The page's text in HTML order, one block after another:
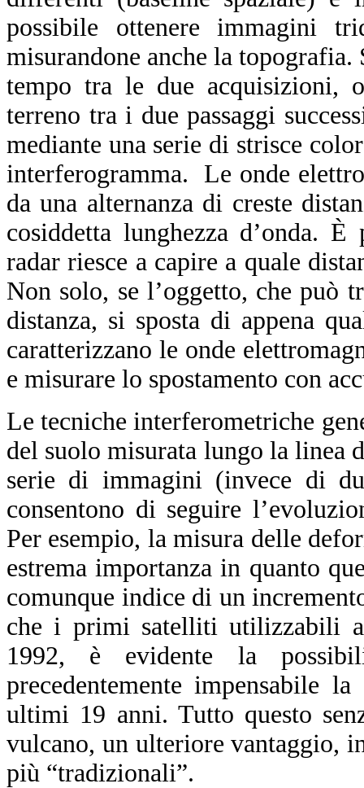
possibile ottenere immagini
misurandone anche la
tempo tra le due acquisizioni,
terreno tra i due passaggi
mediante una serie di strisce
interferogramma. Le onde
da una alternanza di creste
cosiddetta lunghezza d’onda.
radar riesce a capire a quale
Non solo, se l’oggetto, che può
distanza, si sposta di appena
caratterizzano le onde
e misurare lo spostamento con
Le tecniche interferometriche
del suolo misurata lungo la linea
serie di immagini (invece di
consentono di seguire
Per esempio, la misura delle
estrema importanza in quanto
comunque indice di un
che i primi satelliti utilizzabili
1992, è evidente la
precedentemente impensabile
ultimi 19 anni. Tutto questo
vulcano, un ulteriore vantaggio,
più “tradizionali”.